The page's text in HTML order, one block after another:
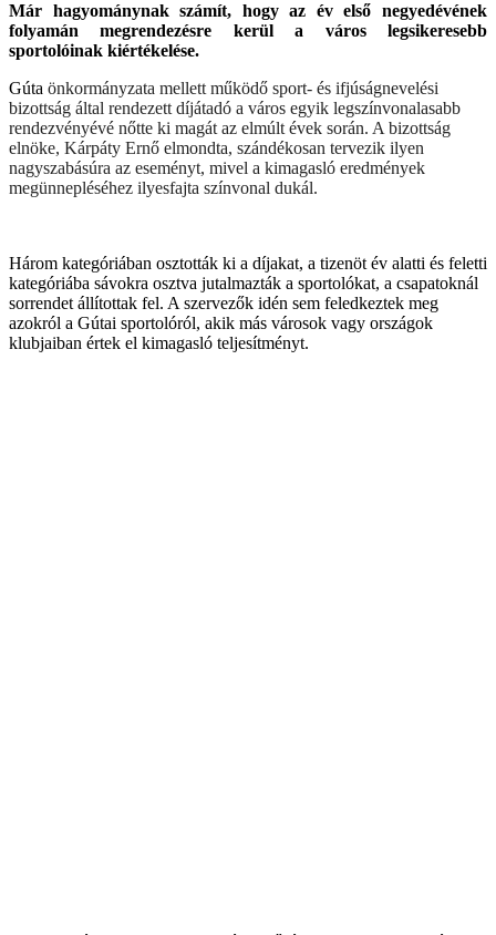
Már hagyománynak számít, hogy az év első negyedévének
folyamán megrendezésre kerül a város legsikeresebb
sportolóinak kiértékelése.
Gúta önkormányzata mellett működő sport- és ifjúságnevelési
bizottság által rendezett díjátadó a város egyik legszínvonalasabb
rendezvényévé nőtte ki magát az elmúlt évek során. A bizottság
elnöke, Kárpáty Ernő elmondta, szándékosan tervezik ilyen
nagyszabásúra az eseményt, mivel a kimagasló eredmények
megünnepléséhez ilyesfajta színvonal dukál.
Három kategóriában osztották ki a díjakat, a tizenöt év alatti és feletti
kategóriába sávokra osztva jutalmazták a sportolókat, a csapatoknál
sorrendet állítottak fel. A szervezők idén sem feledkeztek meg
azokról a Gútai sportolóról, akik más városok vagy országok
klubjaiban értek el kimagasló teljesítményt.